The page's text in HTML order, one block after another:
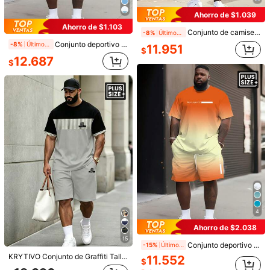
US-3XL(5XL) US-4XL(6XL)
Guía de Tallas
Envío a
Envío gratis(Pedidos ≥ $24.990)
Entrega estimada:5-10 Días laborables
Devoluciones gratuitas
Pagos seguros · Protección de privacidad
(3) Ver más
Pequeña
0%
La talla corresponde
100%
Grande
0%
outfits de verano(1) (1) de buena calidad(1)
h***3 Color: Negro / Talla: 4XL
Ahorro de $1.103
-8% Últimos 1 días Conjunto deportivo de estilo casual y minimalista con rayas "Azul cielo y águila" para hombres - Hecho de tela de punto de poliéster, diseño de cuello redondo, pantalones cortos con cordón, detalles de bolsillo, ajuste regular, adecuado para tallas grandes
$12.687
15
KRYTIVO Conjunto de Graffiti Talla Grande para Hombres, Conjunto de 2 Piezas con Estampado de Rey en Contraste de Color Negro & Naranja, Manga Corta & Pantalones Cortos, Ajuste Holgado Estilizante, Atuendo Deportivo Casual de Estilo Callejero Americano
Ahorro de $1.039
-8% Conjunto de camiseta de hombre talla grande con estampado gráfico 3D a cuadros y rayas, outfit deportivo casual, de poliéster elástico y transpirable, de corte holgado, adecuado para uso diario y reuniones
$11.951
4
Ahorro de $2.038
-15% Conjunto deportivo casual de calle para hombres con diseño de degradado de puesta de sol y patrón de letras "BLANCE" - Tela de punto de poliéster, diseño de cuello redondo, pantalones cortos con cordón, detalles de bolsillo, ajuste regular, adecuado para tallas grandes
$11.552